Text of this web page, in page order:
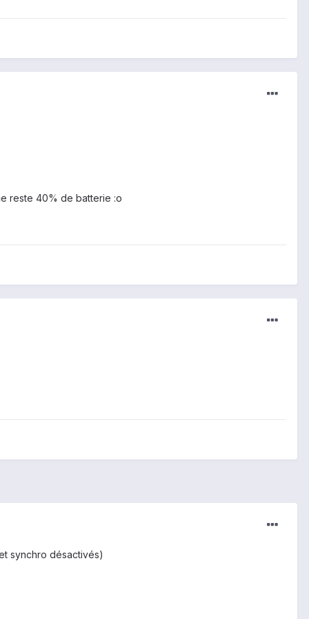
reste 40% de batterie :o
synchro désactivés)